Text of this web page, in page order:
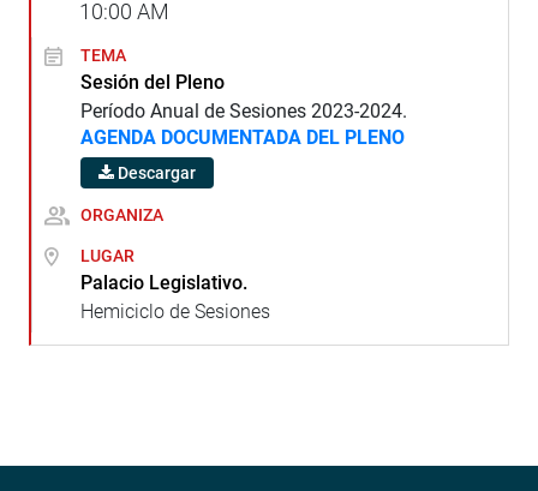
10:00 AM
TEMA
Sesión del Pleno
Período Anual de Sesiones 2023-2024.
AGENDA DOCUMENTADA DEL PLENO
Descargar
ORGANIZA
LUGAR
Palacio Legislativo.
Hemiciclo de Sesiones